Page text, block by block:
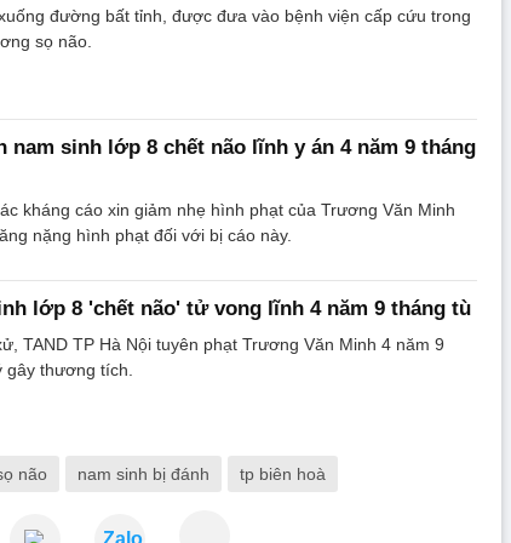
đường bất tỉnh, được đưa vào bệnh viện cấp cứu trong
sọ não.
nam sinh lớp 8 chết não lĩnh y án 4 năm 9 tháng
kháng cáo xin giảm nhẹ hình phạt của Trương Văn Minh
nặng hình phạt đối với bị cáo này.
lớp 8 'chết não' tử vong lĩnh 4 năm 9 tháng tù
TAND TP Hà Nội tuyên phạt Trương Văn Minh 4 năm 9
gây thương tích.
não nam sinh bị đánh tp biên hoà
Zalo